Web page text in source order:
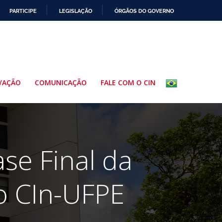
PARTICIPE LEGISLAÇÃO ÓRGÃOS DO GOVERNO
COMUNICAÇÃO FALE COM O CIN
Final da
UFPE